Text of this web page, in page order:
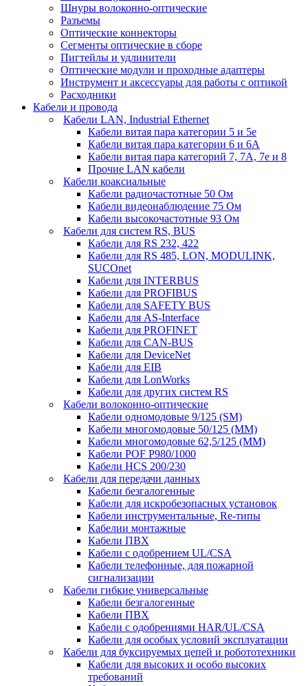
Шнуры волоконно-оптические
Разъемы
Оптические коннекторы
Сегменты оптические в сборе
Пигтейлы и удлинители
Оптические модули и проходные адаптеры
Инструмент и аксессуары для работы с оптикой
Расходники
Кабели и провода
Кабели LAN, Industrial Ethernet
Кабели витая пара категории 5 и 5е
Кабели витая пара категории 6 и 6A
Кабели витая пара категорий 7, 7А, 7е и 8
Прочие LAN кабели
Кабели коаксиальные
Кабели радиочастотные 50 Ом
Кабели видеонаблюдение 75 Ом
Кабели высокочастотные 93 Ом
Кабели для систем RS, BUS
Кабели для RS 232, 422
Кабели для RS 485, LON, MODULINK,
SUCOnet
Кабели для INTERBUS
Кабели для PROFIBUS
Кабели для SAFETY BUS
Кабели для AS-Interface
Кабели для PROFINET
Кабели для CAN-BUS
Кабели для DeviceNet
Кабели для EIB
Кабели для LonWorks
Кабели для других систем RS
Кабели волоконно-оптические
Кабели одномодовые 9/125 (SM)
Кабели многомодовые 50/125 (ММ)
Кабели многомодовые 62,5/125 (ММ)
Кабели POF P980/1000
Кабели HCS 200/230
Кабели для передачи данных
Кабели безгалогенные
Кабели для искробезопасных установок
Кабели инструментальные, Re-типы
Кабелии монтажные
Кабели ПВХ
Кабели с одобрением UL/CSA
Кабели телефонные, для пожарной
сигнализации
Кабели гибкие универсальные
Кабели безгалогенные
Кабели ПВХ
Кабели с одобрениями HAR/UL/CSA
Кабели для особых условий эксплуатации
Кабели для буксируемых цепей и робототехники
Кабели для высоких и особо высоких
требований